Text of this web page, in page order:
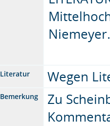
Literatur Wegen
Bemerkung
Zu